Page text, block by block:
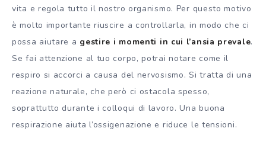
vita e regola tutto il nostro organismo. Per questo motivo
è molto importante riuscire a controllarla, in modo che ci
possa aiutare a gestire i momenti in cui l’ansia prevale.
Se fai attenzione al tuo corpo, potrai notare come il
respiro si accorci a causa del nervosismo. Si tratta di una
reazione naturale, che però ci ostacola spesso,
soprattutto durante i colloqui di lavoro. Una buona
respirazione aiuta l’ossigenazione e riduce le tensioni.